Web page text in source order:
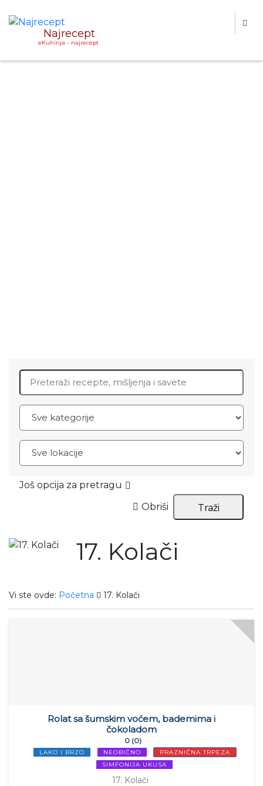
Najrecept
eKuhinja - najrecept
Search for:
Još opcija za pretragu
Obriši
Traži
17. Kolači
Vi ste ovde: Početna 17. Kolači
Rolat sa šumskim voćem, bademima i
čokoladom
0 (0)
LAKO I BRZO NEOBIČNO
PRAZNIČNA TRPEZA
SIMFONIJA UKUSA
17. Kolači